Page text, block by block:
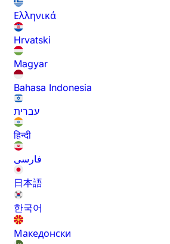
Ελληνικά
Hrvatski
Magyar
Bahasa Indonesia
עברית
हिन्दी
فارسی
日本語
한국어
Македонски